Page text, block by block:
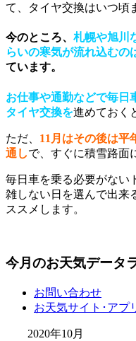
て、タイヤ交換はいつ頃
今のところ、 札幌や旭川
らいの寒気が流れ込むの
ています。
お仕事や通勤などで毎日
タイヤ交換を進めておく
ただ、 11月はその後は平
通しで、すぐに積雪路面
毎日車を乗る必要がない
雑しない日を選んで出来
ススメします。
今月のお天気データ
お問い合わせ
お天気サイト･アプ
2020年10月